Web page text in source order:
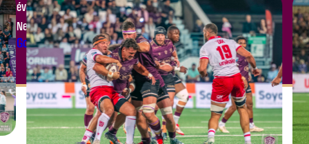
événements à venir, ni des actualités importantes de notre club.
Ne laissez pas passer l’occasion de faire partie de l’aventure !
Go to the Module